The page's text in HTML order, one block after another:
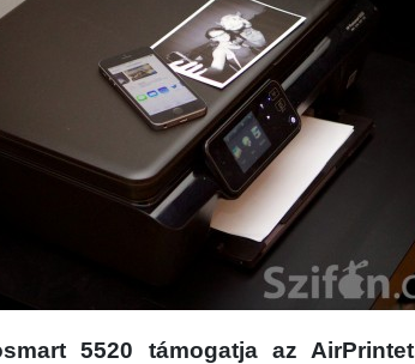
5520 támogatja az